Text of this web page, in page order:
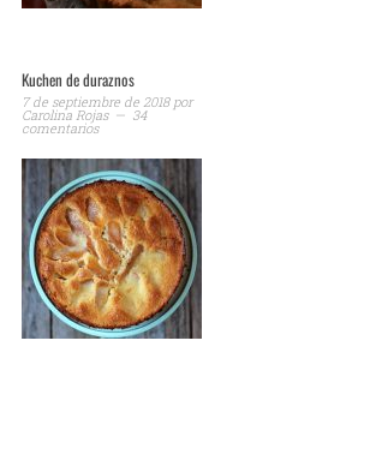
Kuchen de duraznos
7 de septiembre de 2018por
Carolina Rojas 34
comentarios